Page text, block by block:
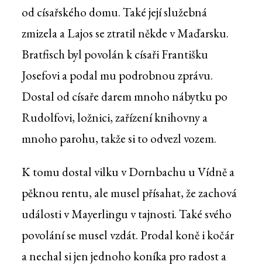
od císařského domu. Také její služebná
zmizela a Lajos se ztratil někde v Maďarsku.
Bratfisch byl povolán k císaři Františku
Josefovi a podal mu podrobnou zprávu.
Dostal od císaře darem mnoho nábytku po
Rudolfovi, ložnici, zařízení knihovny a
mnoho parohu, takže si to odvezl vozem.
K tomu dostal vilku v Dornbachu u Vídně a
pěknou rentu, ale musel přísahat, že zachová
události v Mayerlingu v tajnosti. Také svého
povolání se musel vzdát. Prodal koně i kočár
a nechal si jen jednoho koníka pro radost a